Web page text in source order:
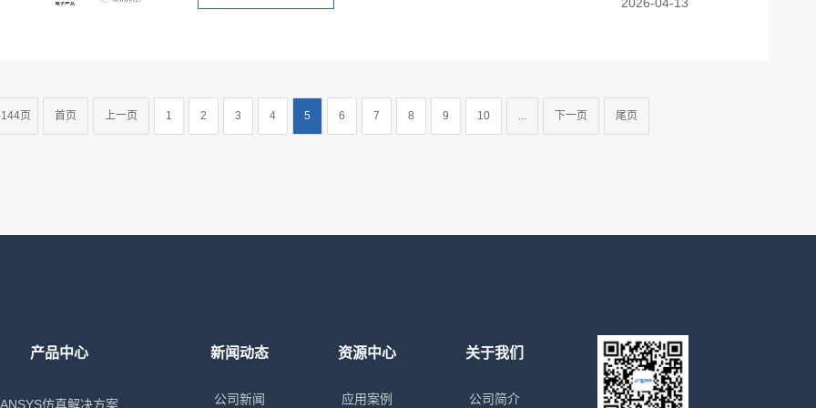
页 首页 上一页 1 2 3 4 5 6 7 8 9 10 ... 下一页 尾页
产品中心
ANSYS仿真解决方案
新闻动态
公司新闻
资源中心
应用案例
关于我们
公司简介